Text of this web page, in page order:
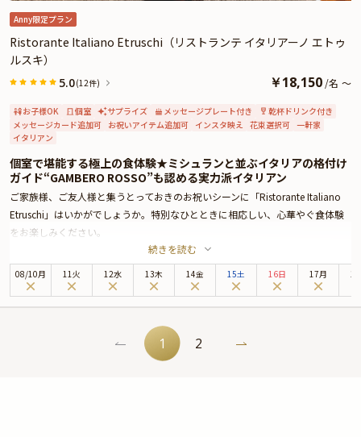
Anny限定プラン
Ristorante Italiano Etruschi（リストランテ イタリアーノ エトゥ
ルスキ）
5.0(12件) ￥18,150 /名 ～
お子様OK 個室 サプライズ メッセージプレート付き
乾杯ドリンク付き
メッセージカード追加可 お祝いアイテム追加可 インスタ映え 花束選択可 一軒家
イタリアン
個室で堪能する極上の食体験★ミシュランと並ぶイタリアの格付け
ガイド“GAMBERO ROSSO”も認める実力派イタリアン
ご家族様、ご友人様と集うとっておきのお祝いシーンに「Ristorante Italiano
Etruschi」はいかがでしょうか。特別なひとときに相応しい、心華やぐ食体験
をお楽しみください。
「Ristorante Italiano Etruschi」は、表参道駅徒歩3分、南青山の閑静なエリア
に佇む本格イタリア料理店。季節の花々や緑に囲まれた一軒家レストランは趣
があり、店内に一歩足を踏み入れると、そこには都会の喧騒から離れた優美な
めです。落ち着いた雰囲気の中、極上のおもてなしとともに楽しむ美食時間
は、特別な思い出となることでしょう。
続きを読む
08/10月 11火 12水 13木 14金 15土 16日 17月
1 2